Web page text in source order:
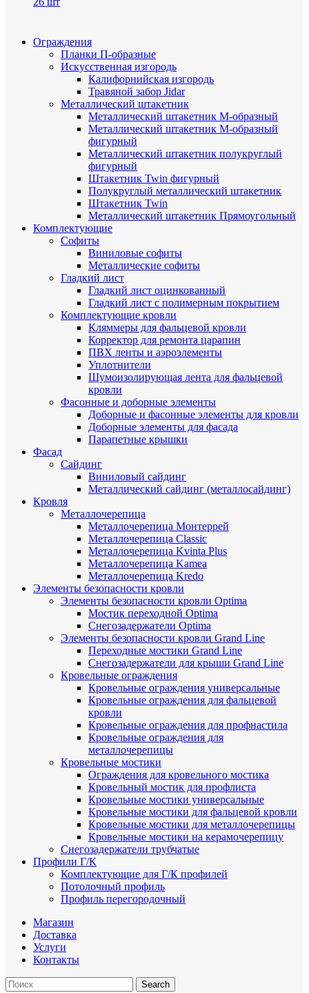
Ограждения
Планки П-образные
Искусственная изгородь
Калифорнийская изгородь
Травяной забор Jidar
Металлический штакетник
Металлический штакетник М-образный
Металлический штакетник М-образный
фигурный
Металлический штакетник полукруглый
фигурный
Штакетник Twin фигурный
Полукруглый металлический штакетник
Штакетник Twin
Металлический штакетник Прямоугольный
Комплектующие
Cофиты
Виниловые софиты
Металлические софиты
Гладкий лист
Гладкий лист оцинкованный
Гладкий лист с полимерным покрытием
Комплектующие кровли
Кляммеры для фальцевой кровли
Корректор для ремонта царапин
ПВХ ленты и аэроэлементы
Уплотнители
Шумоизолирующая лента для фальцевой
кровли
Фасонные и доборные элементы
Доборные и фасонные элементы для кровли
Доборные элементы для фасада
Парапетные крышки
Фасад
Сайдинг
Виниловый сайдинг
Металлический сайдинг (металлосайдинг)
Кровля
Металлочерепица
Металлочерепица Монтеррей
Металлочерепица Classic
Металлочерепица Kvinta Plus
Металлочерепица Kamea
Металлочерепица Kredo
Элементы безопасности кровли
Элементы безопасности кровли Optima
Мостик переходной Optima
Снегозадержатели Optima
Элементы безопасности кровли Grand Line
Переходные мостики Grand Line
Снегозадержатели для крыши Grand Line
Кровельные ограждения
Кровельные ограждения универсальные
Кровельные ограждения для фальцевой
кровли
Кровельные ограждения для профнастила
Кровельные ограждения для
металлочерепицы
Кровельные мостики
Ограждения для кровельного мостика
Кровельный мостик для профлиста
Кровельные мостики универсальные
Кровельные мостики для фальцевой кровли
Кровельные мостики для металлочерепицы
Кровельные мостики на керамочерепицу
Снегозадержатели трубчатые
Профили Г/К
Комплектующие для Г/К профилей
Потолочный профиль
Профиль перегородочный
Магазин
Доставка
Услуги
Контакты
Search